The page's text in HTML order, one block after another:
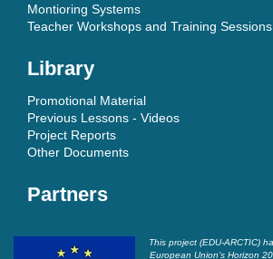
Montioring Systems
Teacher Workshops and Training Sessions
Library
Promotional Material
Previous Lessons - Videos
Project Reports
Other Documents
Partners
This project (EDU-ARCTIC)
European Union’s Horizon